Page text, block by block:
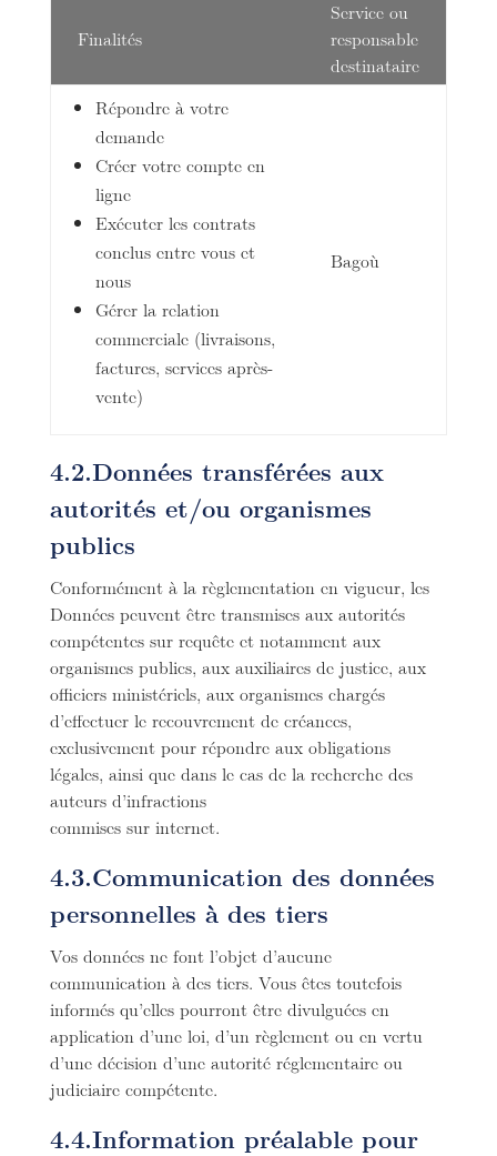
Finalités
Service ou
responsable
destinataire
Répondre à votre
demande
Créer votre compte en
ligne
Exécuter les contrats
conclus entre vous et
nous
Gérer la relation
commerciale (livraisons,
factures, services après-
vente)
Bagoù
4.2.Données transférées aux
autorités et/ou organismes
publics
Conformément à la règlementation en vigueur, les
Données peuvent être transmises aux autorités
compétentes sur requête et notamment aux
organismes publics, aux auxiliaires de justice, aux
officiers ministériels, aux organismes chargés
d’effectuer le recouvrement de créances,
exclusivement pour répondre aux obligations
légales, ainsi que dans le cas de la recherche des
auteurs d’infractions
commises sur internet.
4.3.Communication des données
personnelles à des tiers
Vos données ne font l’objet d’aucune
communication à des tiers. Vous êtes toutefois
informés qu’elles pourront être divulguées en
application d’une loi, d’un règlement ou en vertu
d’une décision d’une autorité réglementaire ou
judiciaire compétente.
4.4.Information préalable pour